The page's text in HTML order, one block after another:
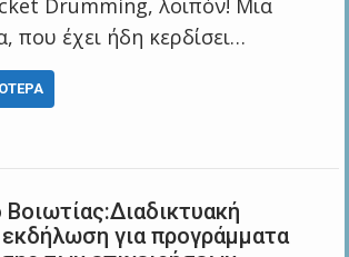
Drumming, λοιπόν! Μια
που έχει ήδη κερδίσει…
Βοιωτίας:Διαδικτυακή
για προγράμματα